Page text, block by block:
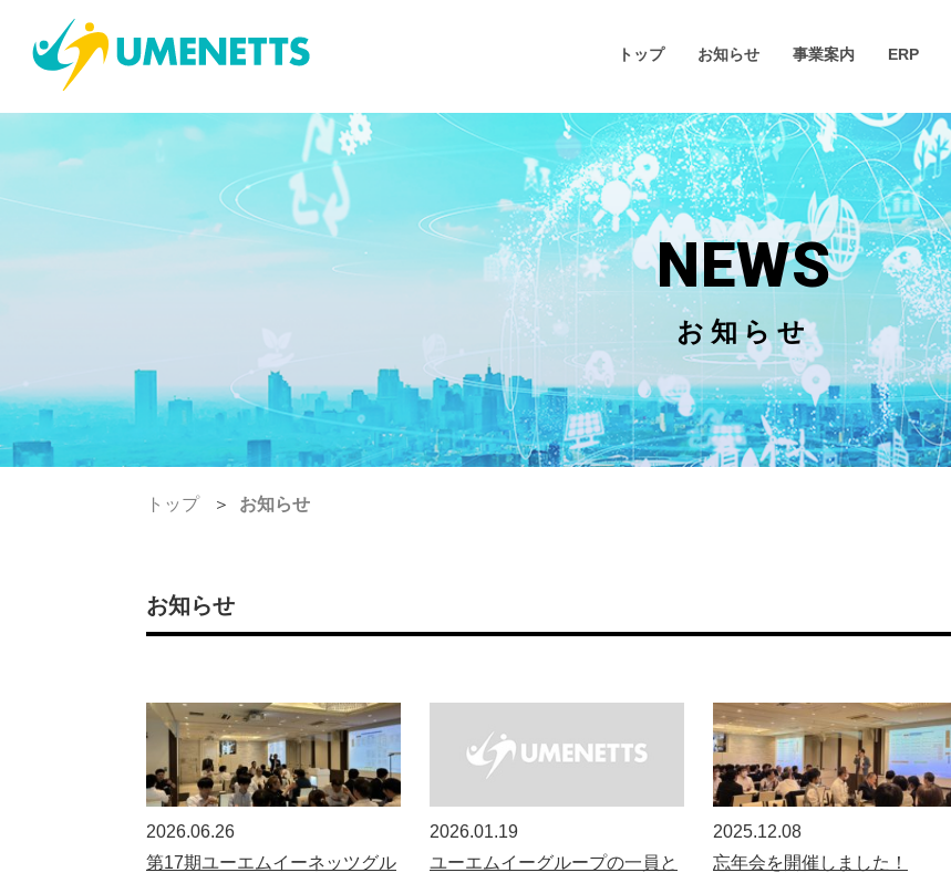
トップ お知らせ 事業案内 ERP
NEWS
お知らせ
トップ お知らせ
お知らせ
2026.06.26
第17期ユーエムイーネッツグル
2026.01.19
ユーエムイーグループの一員と
2025.12.08
忘年会を開催しました！